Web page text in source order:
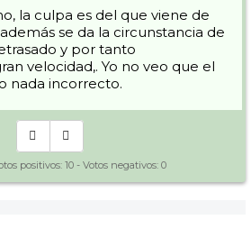
la culpa es del que viene de
se da la circunstancia de
y por tanto
velocidad,. Yo no veo que el
nada incorrecto.
positivos: 10 - Votos negativos: 0